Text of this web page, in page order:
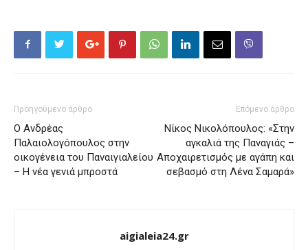
Προηγούμενο άρθρο
Ο Ανδρέας
Παλαιολογόπουλος στην
οικογένεια του Παναιγιαλείου
– Η νέα γενιά μπροστά
Επόμενο άρθρο
Νίκος Νικολόπουλος: «Στην
αγκαλιά της Παναγιάς –
Αποχαιρετισμός με αγάπη και
σεβασμό στη Λένα Σαμαρά»
aigialeia24.gr